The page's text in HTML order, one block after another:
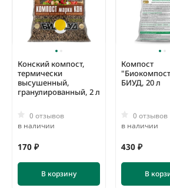
Конский компост,
термически
высушенный,
гранулированный, 2 л
0 отзывов
в наличии
170 ₽
В корзину
Компост
БИУД, 20 л
0 отзывов
в наличии
430 ₽
В